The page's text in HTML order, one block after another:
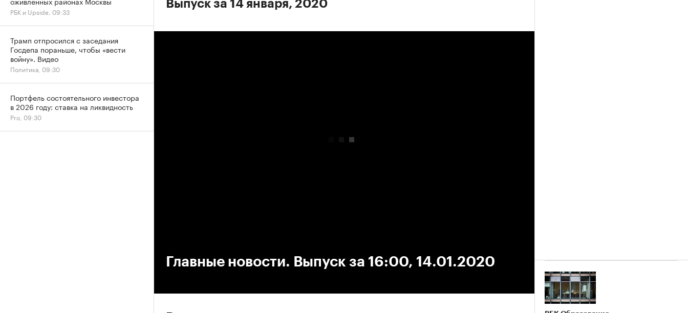
Выпуск за 14 января, 2020
Главные новости. Выпуск за 16:00, 14.01.2020
РБК и Upside, 09:33
Трамп отпросился с заседания
Госдепа пораньше, чтобы «вести
войну». Видео
Политика, 09:30
Портфель состоятельного инвестора
в 2026 году: ставка на ликвидность
Pro, 09:30